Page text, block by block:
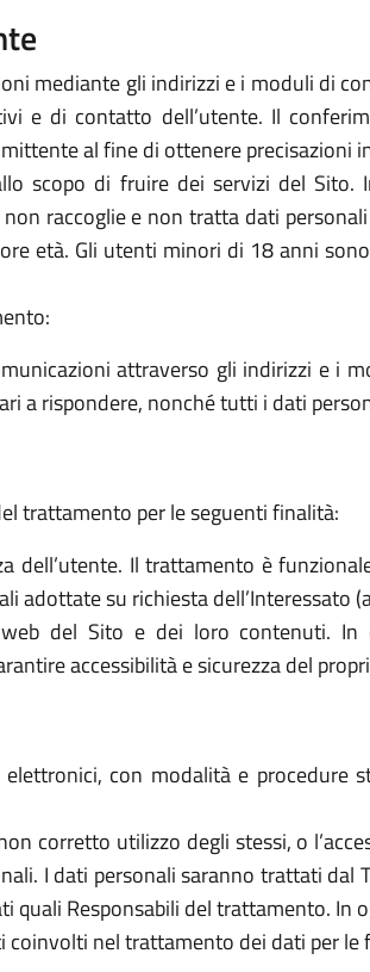
mediante gli indirizzi e i moduli di
e di contatto dell’utente. Il
al fine di ottenere precisazioni
scopo di fruire dei servizi del Sito.
raccoglie e non tratta dati
età. Gli utenti minori di 18 anni
attraverso gli indirizzi e i
a rispondere, nonché tutti i dati
trattamento per le seguenti finalità:
dell’utente. Il trattamento è
su richiesta dell’Interessato
del Sito e dei loro contenuti.
accessibilità e sicurezza del
con modalità e procedure
corretto utilizzo degli stessi, o
I dati personali saranno trattati dal
Responsabili del trattamento. In
nel trattamento dei dati per